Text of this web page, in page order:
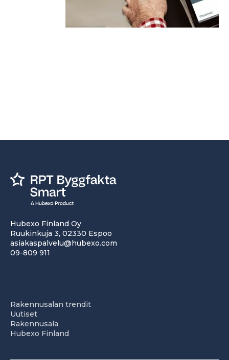
Hubexo Finland Oy
Ruukinkuja 3, 02330 Espoo
asiakaspalvelu@hubexo.com
09-809 911
Rakennusalan trendit
Uutiset
Rakennusala
Hubexo Finland